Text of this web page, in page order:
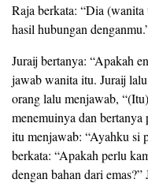
Raja berkata: “Dia
hasil hubungan
Juraij bertanya: “Apakah
jawab wanita itu. Juraij
orang lalu menjawab,
menemuinya dan
itu menjawab: “Ayahku si
berkata: “Apakah perlu
dengan bahan dari